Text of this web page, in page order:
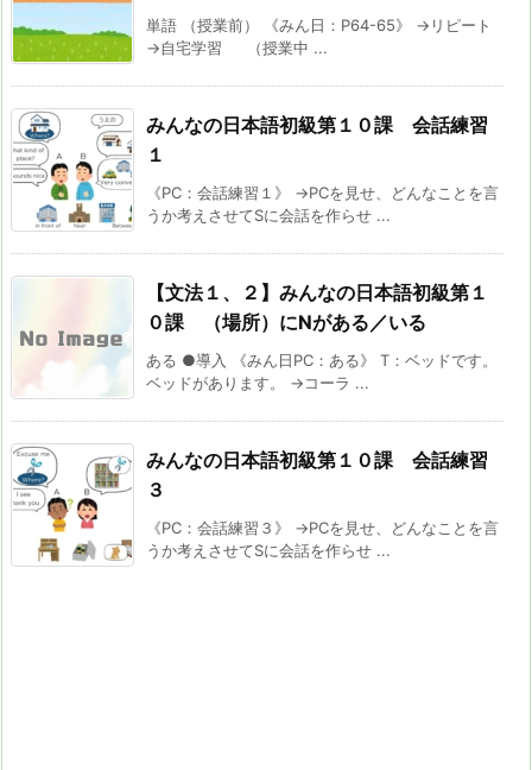
単語 （授業前） 《みん日：P64-65》 →リピート
→自宅学習 （授業中 ...
みんなの日本語初級第１０課 会話練習
１
《PC：会話練習１》 →PCを見せ、どんなことを言
うか考えさせてSに会話を作らせ ...
【文法１、２】みんなの日本語初級第１
０課 （場所）にNがある／いる
ある ●導入 《みん日PC：ある》 T：ベッドです。
ベッドがあります。 →コーラ ...
みんなの日本語初級第１０課 会話練習
３
《PC：会話練習３》 →PCを見せ、どんなことを言
うか考えさせてSに会話を作らせ ...